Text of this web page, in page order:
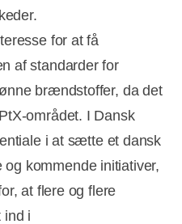
for at få
af standarder for
brændstoffer, da det
området. I Dansk
i at sætte et dansk
kommende initiativer,
at flere og flere
ind i